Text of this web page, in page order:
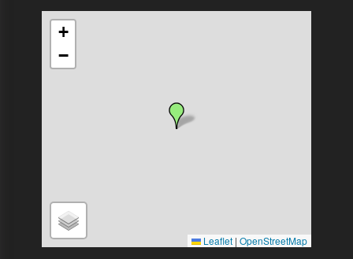
+
−
Leaflet | OpenStreetMap